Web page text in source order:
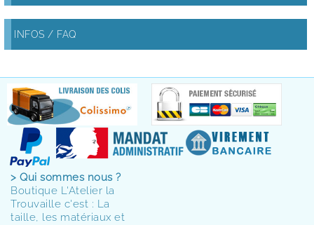
INFOS / FAQ
> Qui sommes nous ?
Boutique L'Atelier la
Trouvaille c'est : La
taille, les matériaux et